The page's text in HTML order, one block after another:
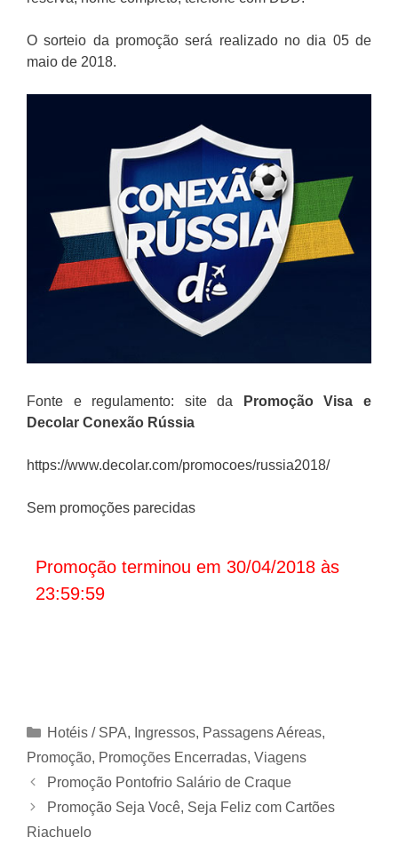
O sorteio da promoção será realizado no dia 05 de
maio de 2018.
Fonte e regulamento: site da PromoçãoVisa e
Decolar Conexão Rússia
https://www.decolar.com/promocoes/russia2018/
Sem promoções parecidas
Promoção terminou em 30/04/2018 às
23:59:59
Categorias
Hotéis / SPA, Ingressos, Passagens Aéreas,
Promoção, Promoções Encerradas, Viagens
Promoção Pontofrio Salário de Craque
Promoção Seja Você, Seja Feliz com Cartões
Riachuelo